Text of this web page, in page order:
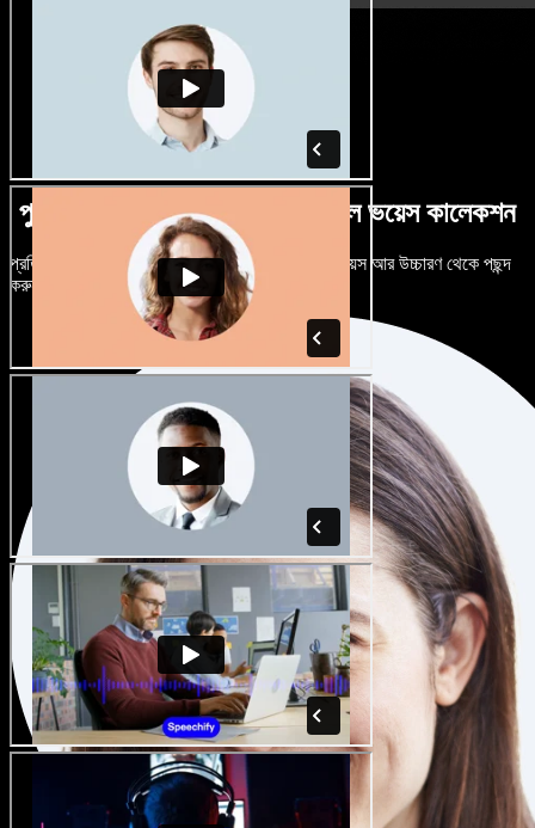
পুরুষ-নারী ভেদে নানান উচ্চারণে বিশাল ভয়েস কালেকশন
প্রতিটি প্রজেক্টকে আলাদা শোনাতে দিন। শত শত AI ভয়েস আর উচ্চারণ থেকে পছন্দ
করুন, নিজের মতো টিউন করুন।